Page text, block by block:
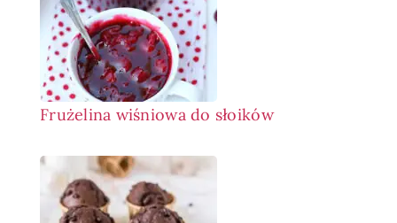
Frużelina wiśniowa do słoików